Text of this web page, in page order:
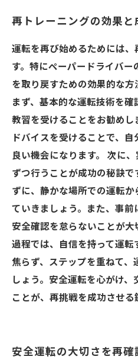
再トレーニングの効果と
運転を再び始めるためには
す。特にペーパードライバー
を取り戻すための効果的な方
まず、基本的な運転技術を
教習を受けることをお勧めし
ドバイスを受けることで、
良い機会になります。 次に
ずつ行うことが成功の秘訣で
ずに、静かな場所での運転
ていきましょう。また、事前
安全確認を怠らないことが大
過程では、自信を持って運転
焦らず、ステップを重ねて、
しょう。安全運転を心がけ
ことが、再挑戦を成功させる
安全運転の大切さを再